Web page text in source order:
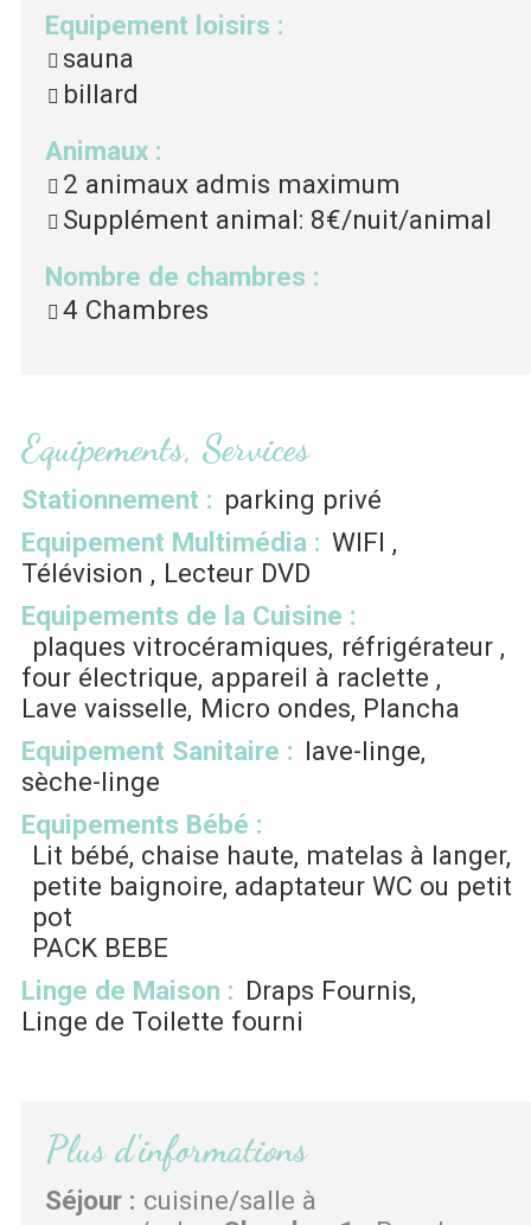
Equipement loisirs :
sauna
billard
Animaux :
2 animaux admis maximum
Supplément animal: 8€/nuit/animal
Nombre de chambres :
4 Chambres
Equipements, Services
Stationnement : parking privé
Equipement Multimédia : WIFI
Télévision
Lecteur DVD
Equipements de la Cuisine :
plaques vitrocéramiques réfrigérateur
four électrique appareil à raclette
Lave vaisselle Micro ondes Plancha
Equipement Sanitaire : lave-linge
sèche-linge
Equipements Bébé :
Lit bébé, chaise haute, matelas à langer,
petite baignoire, adaptateur WC ou petit
pot
PACK BEBE
Linge de Maison : Draps Fournis
Linge de Toilette fourni
Plus d'informations
Séjour : cuisine/salle à